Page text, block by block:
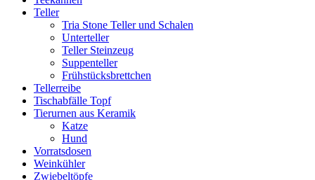
Teller
Tria Stone Teller und Schalen
Unterteller
Teller Steinzeug
Suppenteller
Frühstücksbrettchen
Tellerreibe
Tischabfälle Topf
Tierurnen aus Keramik
Katze
Hund
Vorratsdosen
Weinkühler
Zwiebeltöpfe